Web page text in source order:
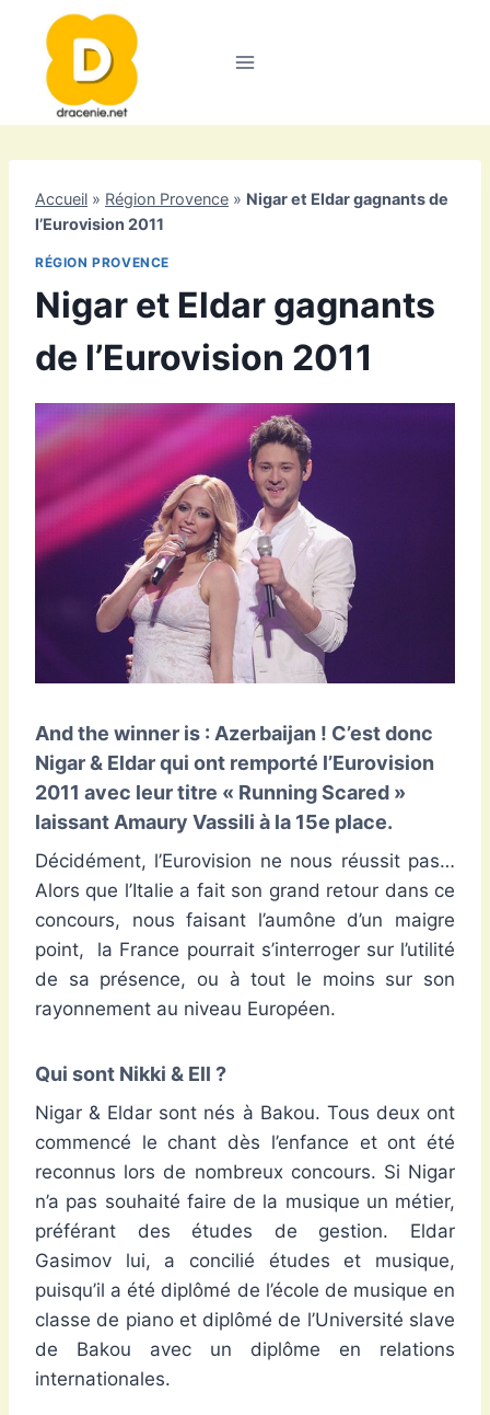
contenu
Accueil » Région Provence » Nigar et Eldar gagnants de
l’Eurovision 2011
RÉGION PROVENCE
Nigar et Eldar gagnants
de l’Eurovision 2011
And the winner is : Azerbaijan ! C’est donc
Nigar & Eldar qui ont remporté l’Eurovision
2011 avec leur titre « Running Scared »
laissantAmaury Vassili à la 15e place.
Décidément, l’Eurovision ne nous réussit pas…
Alors que l’Italie a fait son grand retour dans ce
concours, nous faisant l’aumône d’un maigre
point, la France pourrait s’interroger sur l’utilité
de sa présence, ou à tout le moins sur son
rayonnement au niveau Européen.
Qui sont Nikki & Ell ?
Nigar & Eldar sont nés à Bakou. Tous deux ont
commencé le chant dès l’enfance et ont été
reconnus lors de nombreux concours. Si Nigar
n’a pas souhaité faire de la musique un métier,
préférant des études de gestion. Eldar
Gasimov lui, a concilié études et musique,
puisqu’il a été diplômé de l’école de musique en
classe de piano et diplômé de l’Université slave
de Bakou avec un diplôme en relations
internationales.